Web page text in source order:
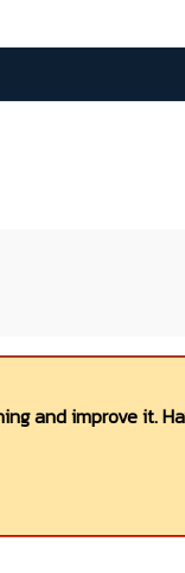
and improve it.